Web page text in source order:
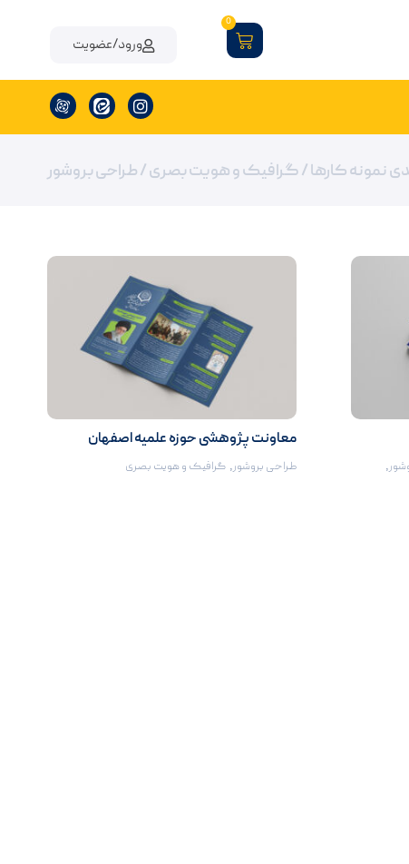
0
ورود/عضویت
نمونه کارها /گرافیک و هویت بصری/ طراحی بروشور
,
معاونت پژوهشی حوزه علميه اصفهان
طراحی بروشور,گرافیک و هویت بصری